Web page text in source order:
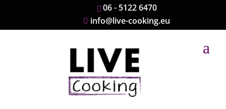
06 - 5122 6470
info@live-cooking.eu